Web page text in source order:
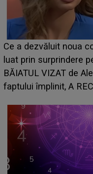
Ce a dezvăluit noua
luat prin surprindere
BĂIATUL VIZAT de
faptului împlinit, A